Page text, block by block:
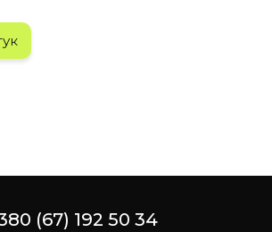
(67) 192 50 34